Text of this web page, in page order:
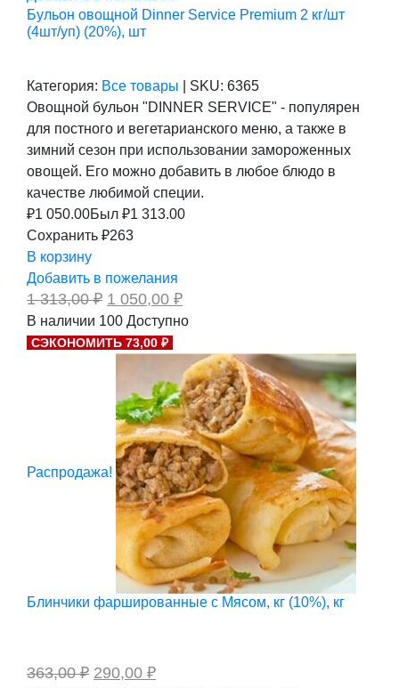
Бульон овощной Dinner Service Premium 2 кг/шт
(4шт/уп) (20%), шт
Категория: Все товары SKU: 6365
Овощной бульон "DINNER SERVICE" - популярен
для постного и вегетарианского меню, а также в
зимний сезон при использовании замороженных
овощей. Его можно добавить в любое блюдо в
качестве любимой специи.
₽1 050.00Был ₽1 313.00
Сохранить ₽263
В корзину
Добавить в пожелания
1 313,00₽ Первоначальная
цена
составляла
1
313,00 ₽.
1 050,00 ₽Текущая
цена:
1
В наличии 100 Доступно
СЭКОНОМИТЬ 73,00 ₽
Распродажа!
Блинчики фаршированные с Мясом, кг (10%), кг
363,00₽ Первоначальная
290,00 ₽Текущая